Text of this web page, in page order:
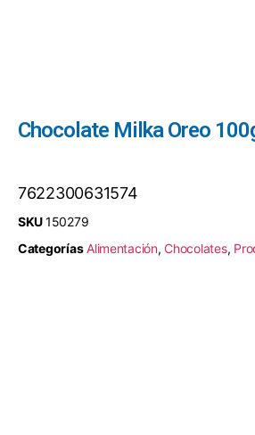
Chocolate Milka Oreo
7622300631574
SKU150279
Categorías Alimentación, Chocolates,